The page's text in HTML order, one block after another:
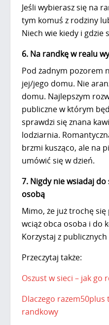
Jeśli wybierasz się na
tym komuś z rodziny
Niech wie kiedy i gdzie
6. Na randkę w realu
Pod żadnym pozorem
jej/jego domu. Nie
domu. Najlepszym
publiczne w którym
sprawdzi się znana
lodziarnia.
brzmi kusząco, ale na
umówić się w dzień.
7. Nigdy nie wsiadaj
osobą
Mimo, że już trochę
wciąż obca osoba i do
Korzystaj z
Przeczytaj także:
Oszust w sieci – jak go
Dlaczego
randkowy